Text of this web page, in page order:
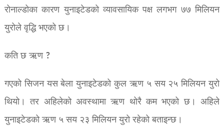
रोनाल्डोका कारण युनाइटेडको व्यावसायिक पक्ष लगभग ७७ मिलियन
युरोले वृद्धि भएको छ।
कति छ ऋण ?
गएको सिजन यस बेला युनाइटेडको कुल ऋण ५ सय २५ मिलियन युरो
थियो। तर अहिलेको अवस्थामा ऋण थोरै कम भएको छ। अहिले
युनाइटेडको ऋण ५ सय २३ मिलियन युरो रहेको बताइन्छ।